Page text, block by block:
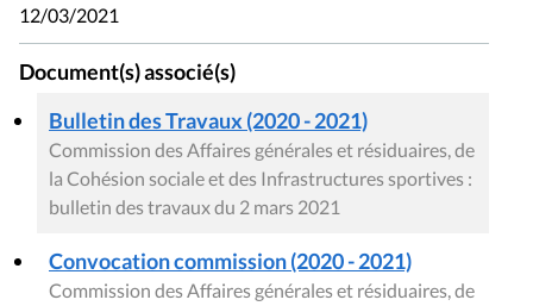
12/03/2021
Document(s) associé(s)
Bulletin des Travaux (2020 - 2021)
Commission des Affaires générales et résiduaires, de
la Cohésion sociale et des Infrastructures sportives :
bulletin des travaux du 2 mars 2021
Convocation commission (2020 - 2021)
Commission des Affaires générales et résiduaires, de